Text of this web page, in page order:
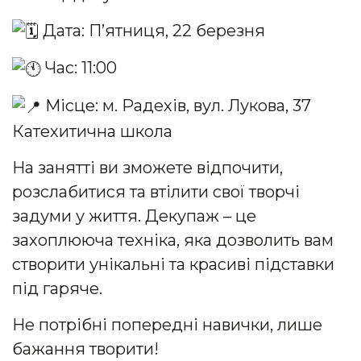
Дата: П’ятниця, 22 березня
Час: 11:00
Місце: м. Радехів, вул. Лукова, 37
Катехитична школа
На занятті ви зможете відпочити,
розслабитися та втілити свої творчі
задуми у життя. Декупаж – це
захоплююча техніка, яка дозволить вам
створити унікальні та красиві підставки
під гаряче.
Не потрібні попередні навички, лише
бажання творити!